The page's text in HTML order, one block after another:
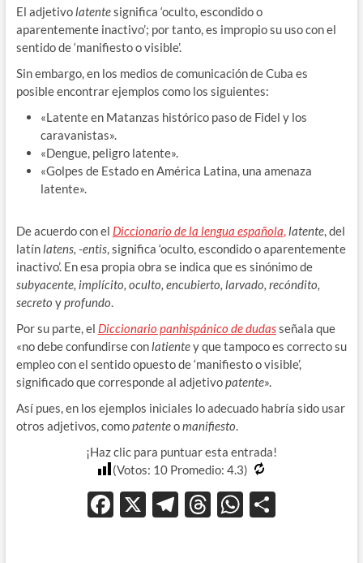
El adjetivolatentesignifica ‘oculto, escondido o
aparentemente inactivo’; por tanto, es impropio su uso con el
sentido de ‘manifiesto o visible’.
Sin embargo, en los medios de comunicación de Cuba es
posible encontrar ejemplos como los siguientes:
«Latente en Matanzas histórico paso de Fidel y los
caravanistas».
«Dengue, peligro latente».
«Golpes de Estado en América Latina, una amenaza
latente».
De acuerdo con el Diccionario de la lengua española,latente, del
latínlatens, -entis, significa ‘oculto, escondido o aparentemente
inactivo’. En esa propia obra se indica que es sinónimo de
subyacente, implícito, oculto, encubierto, larvado, recóndito,
secreto yprofundo.
Por su parte, el Diccionario panhispánico de dudasseñala que
«no debe confundirse conlatientey que tampoco es correcto su
empleo con el sentido opuesto de ‘manifiesto o visible’,
significado que corresponde al adjetivopatente».
Así pues, en los ejemplos iniciales lo adecuado habría sido usar
otros adjetivos, comopatenteomanifiesto.
¡Haz clic para puntuar esta entrada!
(Votos: 10 Promedio:4.3)
F X T T W